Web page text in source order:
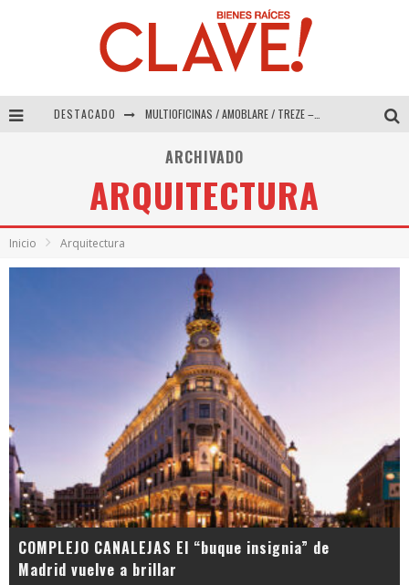
DESTACADO MULTIOFICINAS / AMOBLARE / TREZE – Especial Interiorismo & Decoración 2026
COLINEAL – Especial Interiorismo & Decoración 2026
ADRIANA HOYOS DESIGN STUDIO – Especial Interiorismo & Decoración 2026
ARCHIVADO
ARQUITECTURA
Inicio Arquitectura
COMPLEJO CANALEJAS El “buque insignia” de
Madrid vuelve a brillar